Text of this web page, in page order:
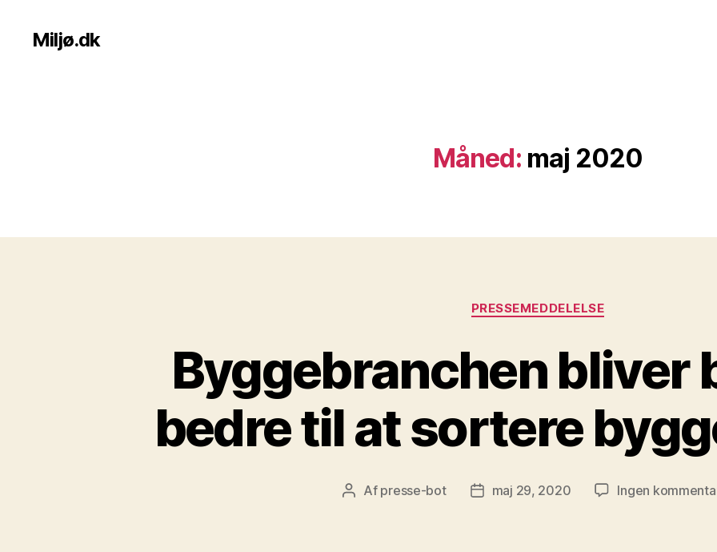
Miljø.dk
Måned: maj 2020
Kategorier
PRESSEMEDDELELSE
Byggebranchen bliver
bedre til at sortere
Indlægsforfatter
Af presse-bot Indlægsdato
maj 29, 2020 Ingen